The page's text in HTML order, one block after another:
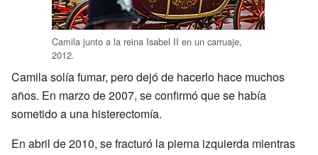
Camila junto a la reina Isabel II en un carruaje,
2012.
Camila solía fumar, pero dejó de hacerlo hace muchos
años. En marzo de 2007, se confirmó que se había
sometido a una histerectomía.
En abril de 2010, se fracturó la pierna izquierda mientras